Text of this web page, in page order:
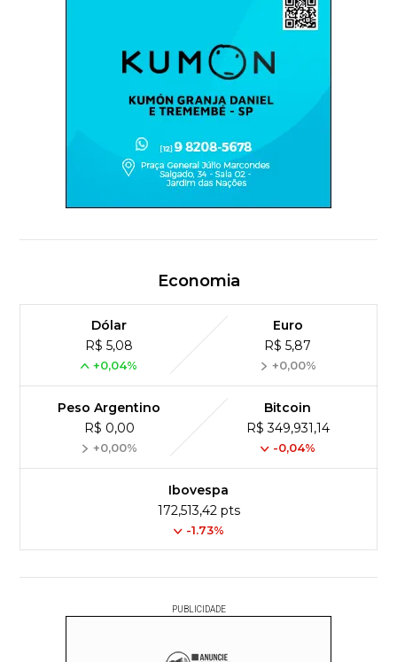
Economia
Dólar
R$ 5,08
+0,04%
Euro
R$ 5,87
+0,00%
Peso Argentino
R$ 0,00
+0,00%
Bitcoin
R$ 349,931,14
-0,04%
Ibovespa
172,513,42 pts
-1.73%
PUBLICIDADE